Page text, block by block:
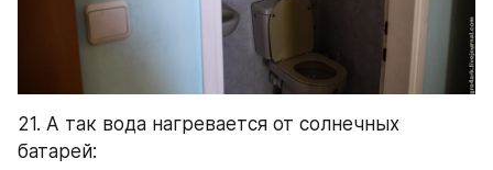
21. А так вода нагревается от солнечных
батарей: